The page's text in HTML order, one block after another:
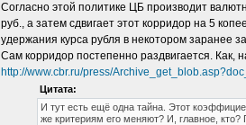
Согласно этой политике ЦБ производит
руб., а затем сдвигает этот корридор на 5
удержания курса рубля в некотором заранее
Сам корридор постепенно раздвигается. Как,
http://www.cbr.ru/press/
Цитата:
И тут есть ещё одна тайна. Этот
же критериям его меняют? И, главное,